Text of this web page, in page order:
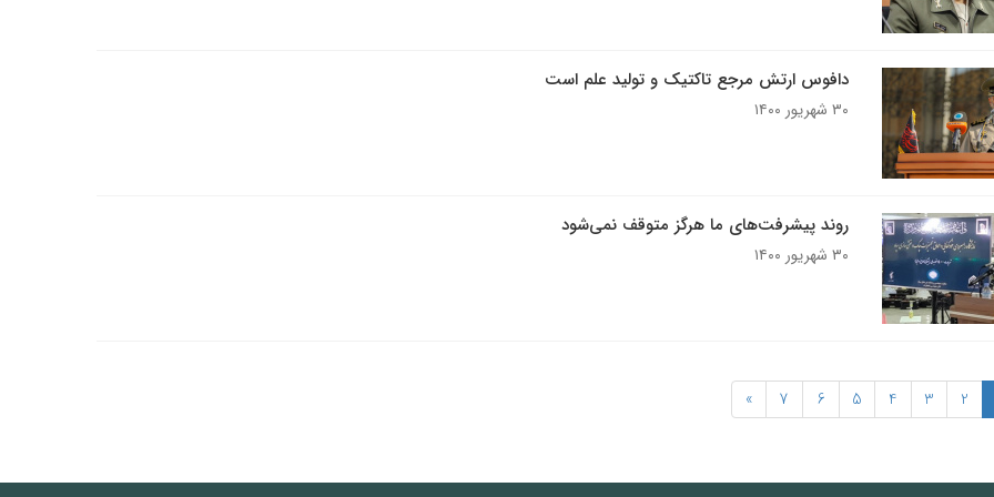
دافوس ارتش مرجع تاکتیک و تولید علم است
۳۰ شهریور ۱۴۰۰
روند پیشرفت‌های ما هرگز متوقف نمی‌شود
۳۰ شهریور ۱۴۰۰
2
3
4
5
6
7
»